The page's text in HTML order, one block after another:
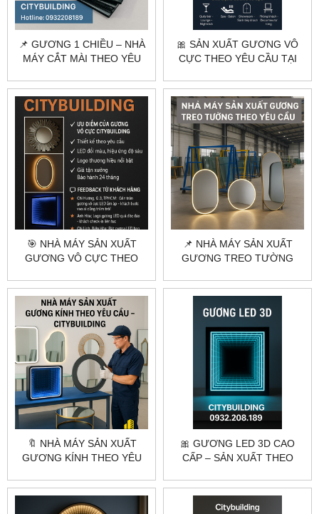
📌 GƯƠNG 1 CHIỀU – NHÀ
MÁY CẮT MÀI THEO YÊU
🎀 SẢN XUẤT GƯƠNG VÔ
CỰC THEO YÊU CẦU TẠI
CITYBUILDING
🎯 NHÀ MÁY SẢN XUẤT
GƯƠNG VÔ CỰC THEO
GIÁ XƯỞNG
📌 NHÀ MÁY SẢN XUẤT
GƯƠNG TREO TƯỜNG
RIÊNG, GIÁ TỐT
🔖 NHÀ MÁY SẢN XUẤT
GƯƠNG KÍNH THEO YÊU
CHUYÊN NGHIỆP
🎀 GƯƠNG LED 3D CAO
CẤP – SẢN XUẤT THEO